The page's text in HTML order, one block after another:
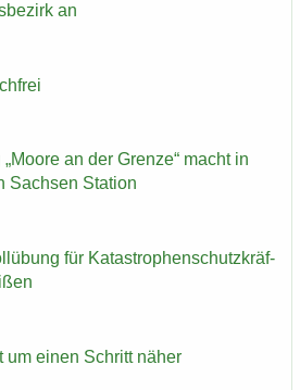
an
an der Gren­ze“ macht in
Sach­sen Sta­ti­on
für Ka­ta­stro­phen­schutz­kräf­
um einen Schritt näher